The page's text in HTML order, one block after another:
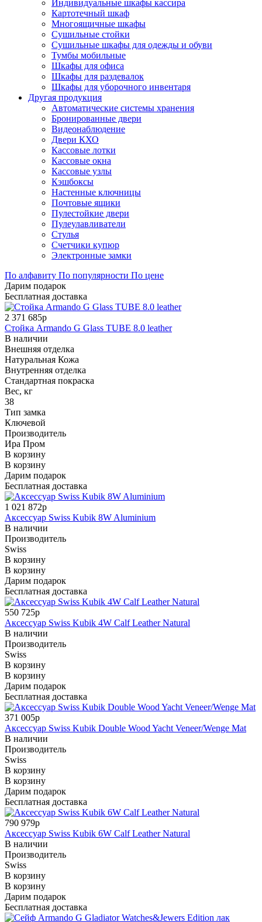
Индивидуальные шкафы кассира
Картотечный шкаф
Многоящичные шкафы
Сушильные стойки
Сушильные шкафы для одежды и обуви
Тумбы мобильные
Шкафы для офиса
Шкафы для раздевалок
Шкафы для уборочного инвентаря
Другая продукция
Автоматические системы хранения
Бронированные двери
Видеонаблюдение
Двери КХО
Кассовые лотки
Кассовые окна
Кассовые узлы
Кэшбоксы
Настенные ключницы
Почтовые ящики
Пулестойкие двери
Пулеулавливатели
Стулья
Счетчики купюр
Электронные замки
По алфавиту По популярности По цене
Дарим подарок
Бесплатная доставка
2 371 685р
Стойка Armando G Glass TUBE 8.0 leather
В наличии
Внешняя отделка
Натуральная Кожа
Внутренняя отделка
Стандартная покраска
Вес, кг
38
Тип замка
Ключевой
Производитель
Ира Пром
В корзину
В корзину
Дарим подарок
Бесплатная доставка
1 021 872р
Аксессуар Swiss Kubik 8W Aluminium
В наличии
Производитель
Swiss
В корзину
В корзину
Дарим подарок
Бесплатная доставка
550 725р
Аксессуар Swiss Kubik 4W Calf Leather Natural
В наличии
Производитель
Swiss
В корзину
В корзину
Дарим подарок
Бесплатная доставка
371 005р
Аксессуар Swiss Kubik Double Wood Yacht Veneer/Wenge Mat
В наличии
Производитель
Swiss
В корзину
В корзину
Дарим подарок
Бесплатная доставка
790 979р
Аксессуар Swiss Kubik 6W Calf Leather Natural
В наличии
Производитель
Swiss
В корзину
В корзину
Дарим подарок
Бесплатная доставка